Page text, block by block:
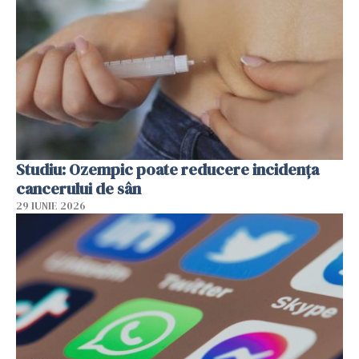
Studiu: Ozempic poate reducere incidența
cancerului de sân
29 IUNIE 2026